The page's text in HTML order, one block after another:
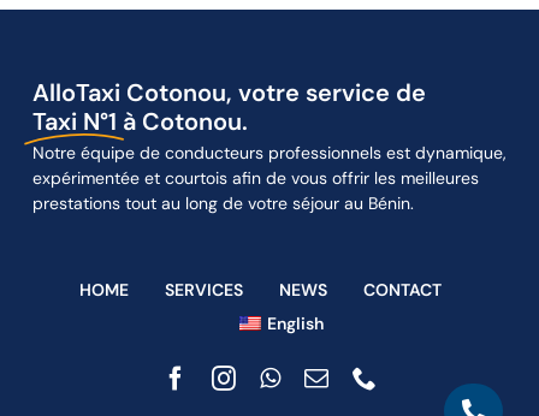
AlloTaxi Cotonou, votre service de
Taxi N°1 à Cotonou.
Notre équipe de conducteurs professionnels est dynamique,
expérimentée et courtois afin de vous offrir les meilleures
prestations tout au long de votre séjour au Bénin.
HOME SERVICES NEWS
CONTACT
English